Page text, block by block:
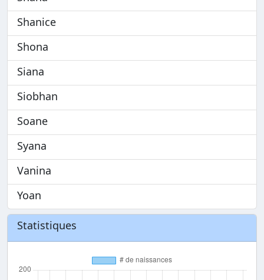
Shanice
Shona
Siana
Siobhan
Soane
Syana
Vanina
Yoan
Statistiques